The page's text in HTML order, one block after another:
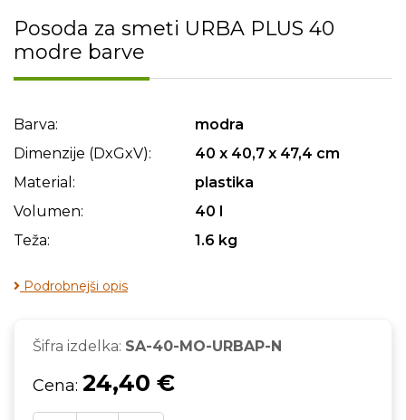
Posoda za smeti URBA PLUS 40
modre barve
Barva:
modra
Dimenzije (DxGxV):
40 x 40,7 x 47,4 cm
Material:
plastika
Volumen:
40 l
Teža:
1.6 kg
Podrobnejši opis
Šifra izdelka: SA-40-MO-URBAP-N
Cena: 24,40 €